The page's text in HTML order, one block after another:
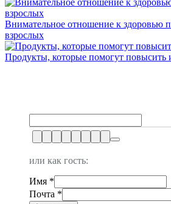
Внимательное отношение к здоровью
взрослых
Продукты, которые помогут повысить
или как гость:
Имя *
Почта *